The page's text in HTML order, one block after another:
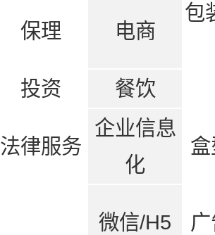
保理 电商
包
投资 餐饮
法律服务
企业信息
化
微信/H5